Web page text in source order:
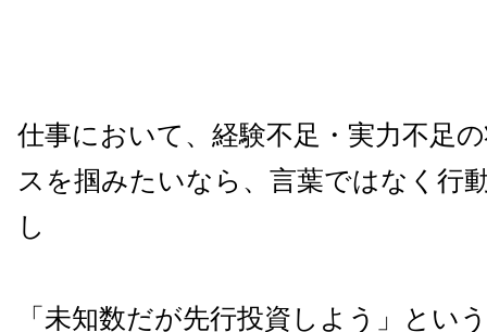
仕事において、経験不足・実力不足
スを掴みたいなら、言葉ではなく行
し
「未知数だが先行投資しよう」とい